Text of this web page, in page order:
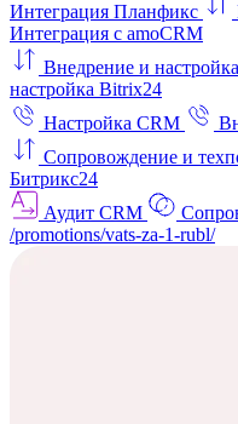
Интеграция Планфикс
Интеграция с amoCRM
Внедрение и
настройка Bitrix24
Настройка CRM
Сопровождение и
Битрикс24
Аудит CRM
/promotions/vats-za-1-rubl/